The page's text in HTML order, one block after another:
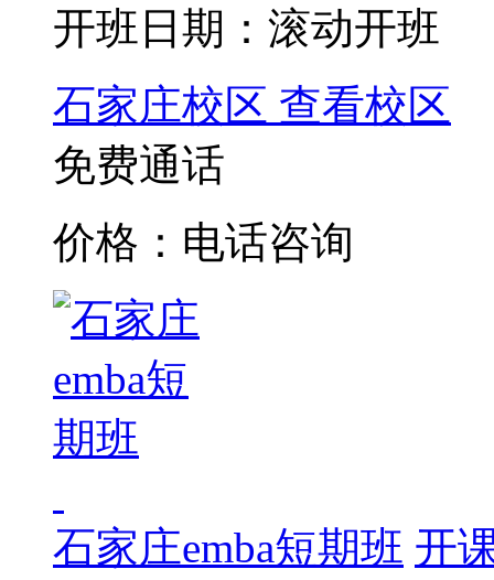
开班日期：滚动开班
石家庄校区 查看校区
免费通话
价格：电话咨询
石家庄emba短期班 开